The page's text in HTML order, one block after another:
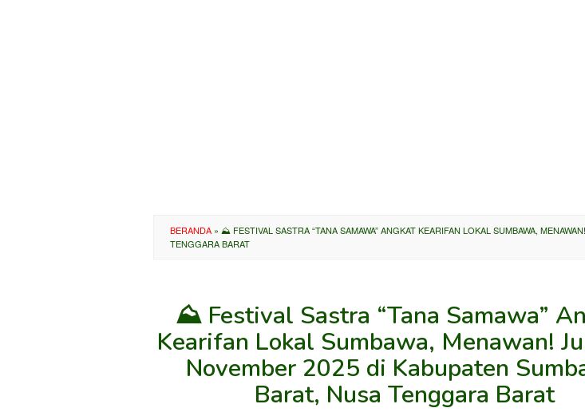
BERANDA » ⛰️ FESTIVAL SASTRA “TANA SAMAWA” ANGKAT KEARIFAN LOKAL SUMBAWA,
TENGGARA BARAT
⛰️ Festival Sastra “Tana Samawa”
Kearifan Lokal Sumbawa, Menawan!
November 2025 di Kabupaten
Barat, Nusa Tenggara Barat